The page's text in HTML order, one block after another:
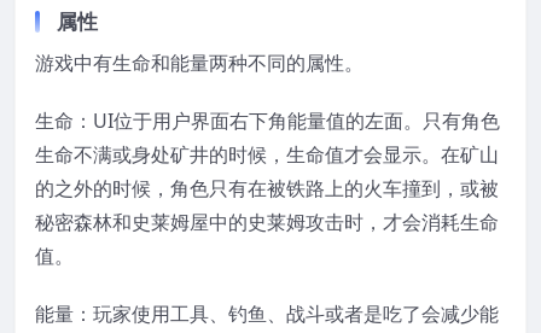
属性
游戏中有生命和能量两种不同的属性。
生命：UI位于用户界面右下角能量值的左面。只有角色
生命不满或身处矿井的时候，生命值才会显示。在矿山
的之外的时候，角色只有在被铁路上的火车撞到，或被
秘密森林和史莱姆屋中的史莱姆攻击时，才会消耗生命
值。
能量：玩家使用工具、钓鱼、战斗或者是吃了会减少能